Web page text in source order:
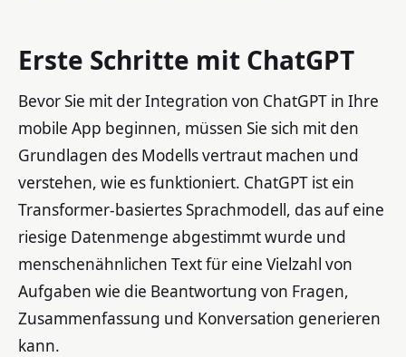
Erste Schritte mit ChatGPT
Bevor Sie mit der Integration von ChatGPT in Ihre
mobile App beginnen, müssen Sie sich mit den
Grundlagen des Modells vertraut machen und
verstehen, wie es funktioniert. ChatGPT ist ein
Transformer-basiertes Sprachmodell, das auf eine
riesige Datenmenge abgestimmt wurde und
menschenähnlichen Text für eine Vielzahl von
Aufgaben wie die Beantwortung von Fragen,
Zusammenfassung und Konversation generieren
kann.